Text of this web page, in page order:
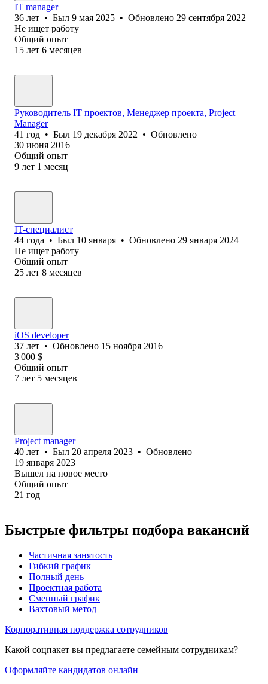
IT manager
36 лет • Был 9 мая 2025 • Обновлено 29 сентября 2022
Не ищет работу
Общий опыт
15 лет 6 месяцев
Руководитель IT проектов, Менеджер проекта, Project
Manager
41 год • Был 19 декабря 2022 • Обновлено
30 июня 2016
Общий опыт
9 лет 1 месяц
IT-специалист
44 года • Был 10 января • Обновлено 29 января 2024
Не ищет работу
Общий опыт
25 лет 8 месяцев
iOS developer
37 лет • Обновлено 15 ноября 2016
3 000 $
Общий опыт
7 лет 5 месяцев
Project manager
40 лет • Был 20 апреля 2023 • Обновлено
19 января 2023
Вышел на новое место
Общий опыт
21 год
Быстрые фильтры подбора вакансий
Частичная занятость
Гибкий график
Полный день
Проектная работа
Сменный график
Вахтовый метод
Корпоративная поддержка сотрудников
Какой соцпакет вы предлагаете семейным сотрудникам?
Оформляйте кандидатов онлайн